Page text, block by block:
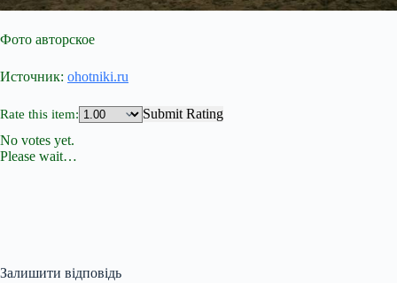
Фото авторское
Источник: ohotniki.ru
Rate this item:
Submit Rating
No votes yet.
Please wait…
Залишити відповідь